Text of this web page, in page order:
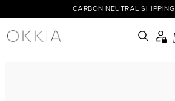
CARBON NEUTRAL SHIPPING